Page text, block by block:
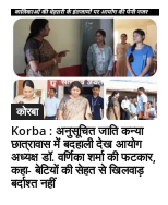
कोरबा
Korba : अनुसूचित जाति कन्या
छात्रावास में बदहाली देख आयोग
अध्यक्ष डॉ. वर्णिका शर्मा की फटकार,
कहा- बेटियों की सेहत से खिलवाड़
बर्दाश्त नहीं